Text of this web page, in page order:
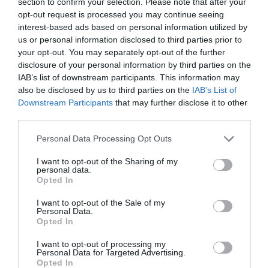
opt-out request is processed you may continue seeing
interest-based ads based on personal information utilized by
us or personal information disclosed to third parties prior to
your opt-out. You may separately opt-out of the further
disclosure of your personal information by third parties on the
IAB’s list of downstream participants. This information may
also be disclosed by us to third parties on the IAB’s List of
Downstream Participants that may further disclose it to other
Personal Data Processing Opt Outs
I want to opt-out of the Sharing of my
personal data.
Opted In
I want to opt-out of the Sale of my
Personal Data.
Opted In
I want to opt-out of processing my
Personal Data for Targeted Advertising.
Opted In
FINANCIACIÓN PARA EMPRESAS
Somtribu, el regreso de la
vida comunitaria a través de
la vivienda
22 de octubre de 2025
Siarq, los "arquitectos" de la
15 de octubre de 2025
A EXTRAMUROS
Pedales hacia la meta de la